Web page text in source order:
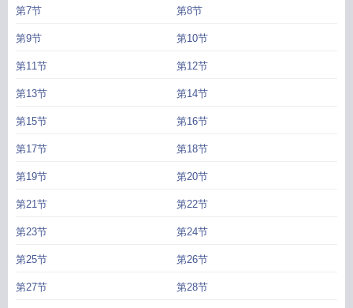
第7节 第8节
第9节 第10节
第11节 第12节
第13节 第14节
第15节 第16节
第17节 第18节
第19节 第20节
第21节 第22节
第23节 第24节
第25节 第26节
第27节 第28节